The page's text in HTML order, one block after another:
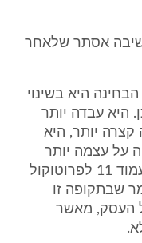
אסתר שלאחר
היא בשינוי
היא עבדה יותר
יותר, היא
על עצמה יותר
עבודה כמו למשל נושא הבנקים." (עמוד 11 לפרוטוקול
לומר שבתקופה זו
העסק, מאשר